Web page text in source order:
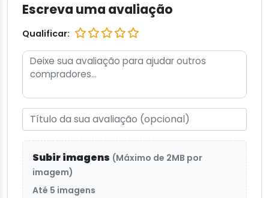
Escreva uma avaliação
Qualificar:
Subir imagens (Máximo de 2MB por
imagem)
Até 5 imagens